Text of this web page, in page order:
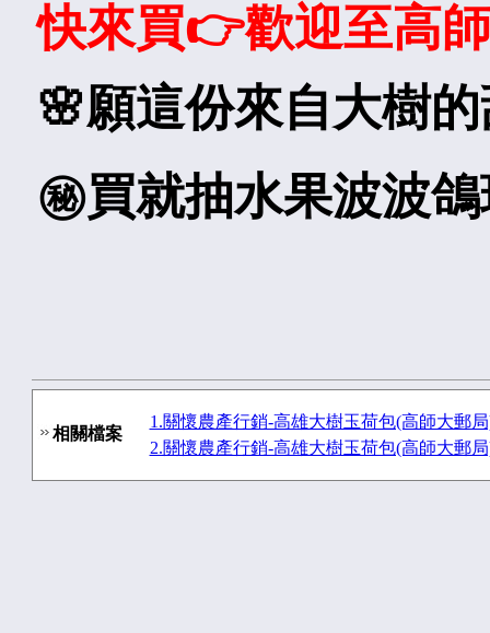
快來買👉歡迎至高
🌸願這份來自大樹
㊙️買就抽水果波波
相關檔案
1.關懷農產行銷-高雄大樹玉荷包(高師大郵局
2.關懷農產行銷-高雄大樹玉荷包(高師大郵局